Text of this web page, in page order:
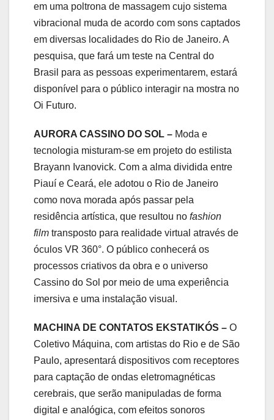
em uma poltrona de massagem cujo sistema
vibracional muda de acordo com sons captados
em diversas localidades do Rio de Janeiro. A
pesquisa, que fará um teste na Central do
Brasil para as pessoas experimentarem, estará
disponível para o público interagir na mostra no
Oi Futuro.
AURORA CASSINO DO SOL – Moda e
tecnologia misturam-se em projeto do estilista
Brayann Ivanovick. Com a alma dividida entre
Piauí e Ceará, ele adotou o Rio de Janeiro
como nova morada após passar pela
residência artística, que resultou no fashion
film transposto para realidade virtual através de
óculos VR 360°. O público conhecerá os
processos criativos da obra e o universo
Cassino do Sol por meio de uma experiência
imersiva e uma instalação visual.
MACHINA DE CONTATOS EKSTATIKÓS – O
Coletivo Máquina, com artistas do Rio e de São
Paulo, apresentará dispositivos com receptores
para captação de ondas eletromagnéticas
cerebrais, que serão manipuladas de forma
digital e analógica, com efeitos sonoros